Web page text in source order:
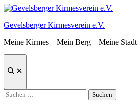
Zum
springen
Gevelsberger Kirmesverein e.V.
Meine Kirmes – Mein Berg – Meine Stadt
Suche
Suchen
nach: